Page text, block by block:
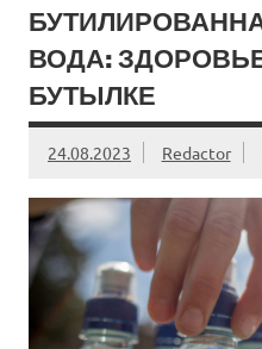
ВОДА:
БУТЫЛКЕ
24.08.2023 Redactor